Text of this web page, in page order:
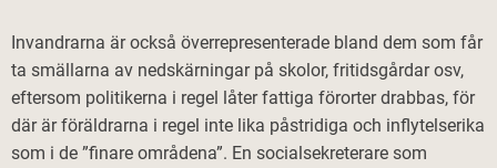
Invandrarna är också överrepresenterade bland dem som får
ta smällarna av nedskärningar på skolor, fritidsgårdar osv,
eftersom politikerna i regel låter fattiga förorter drabbas, för
där är föräldrarna i regel inte lika påstridiga och inflytelserika
som i de ”finare områdena”. En socialsekreterare som